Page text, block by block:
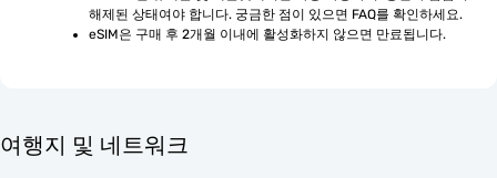
해제된 상태여야 합니다. 궁금한 점이 있으면 FAQ를 확인하세요.
eSIM은 구매 후 2개월 이내에 활성화하지 않으면 만료됩니다.
여행지 및 네트워크